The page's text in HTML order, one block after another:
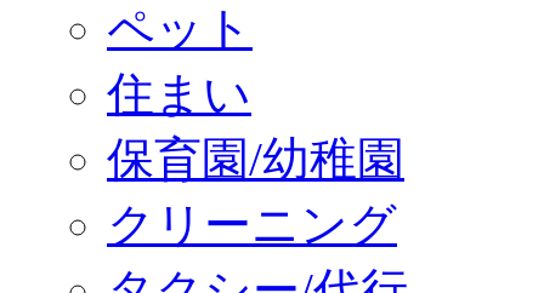
ペット
住まい
保育園/幼稚園
クリーニング